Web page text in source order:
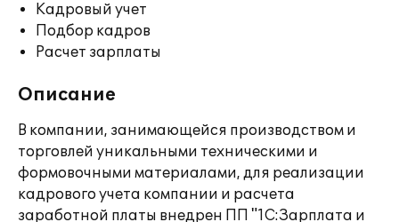
Кадровый учет
Подбор кадров
Расчет зарплаты
Описание
В компании, занимающейся производством и
торговлей уникальными техническими и
формовочными материалами, для реализации
кадрового учета компании и расчета
заработной платы внедрен ПП "1С:Зарплата и